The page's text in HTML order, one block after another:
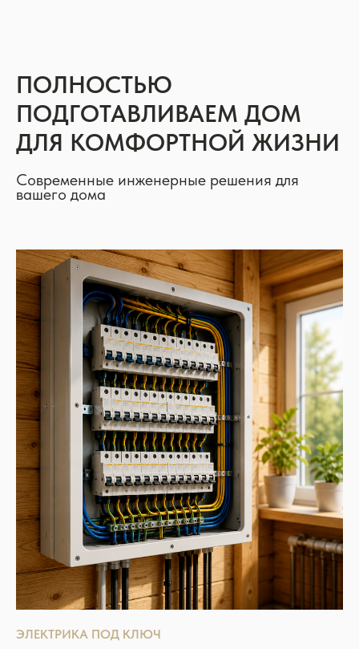
ПОЛНОСТЬЮ
ПОДГОТАВЛИВАЕМ ДОМ
ДЛЯ КОМФОРТНОЙ ЖИЗНИ
Современные инженерные решения для
вашего дома
ЭЛЕКТРИКА ПОД КЛЮЧ